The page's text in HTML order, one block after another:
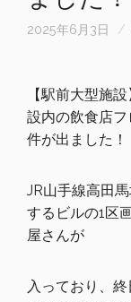
2025年6月3日
【駅前大型施設
設内の飲食店
件が出ました！
JR山手線高田
するビルの1区
屋さんが
入っており、